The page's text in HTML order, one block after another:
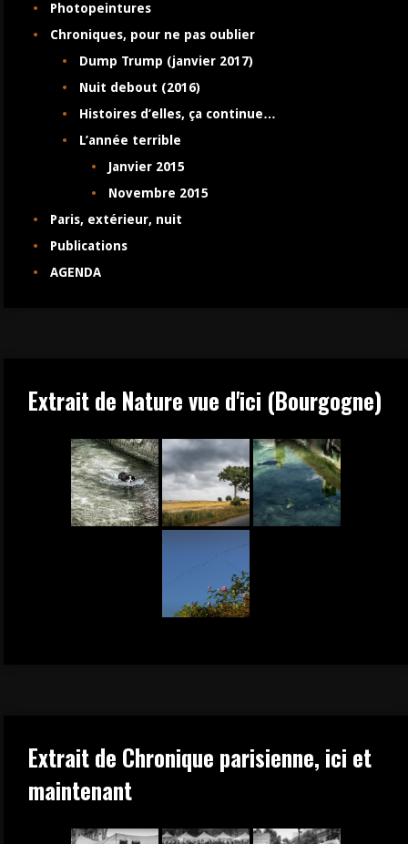
Photopeintures
Chroniques, pour ne pas oublier
Dump Trump (janvier 2017)
Nuit debout (2016)
Histoires d’elles, ça continue…
L’année terrible
Janvier 2015
Novembre 2015
Paris, extérieur, nuit
Publications
AGENDA
Extrait de Nature vue d'ici (Bourgogne)
Extrait de Chronique parisienne, ici et
maintenant